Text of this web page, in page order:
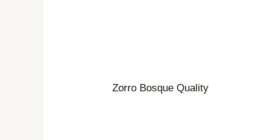
Zorro Bosque Quality